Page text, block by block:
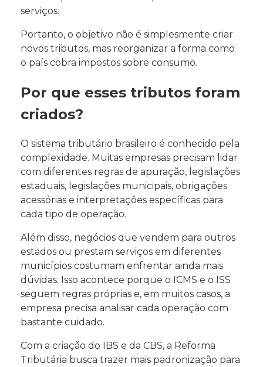
serviços.
Portanto, o objetivo não é simplesmente criar
novos tributos, mas reorganizar a forma como
o país cobra impostos sobre consumo.
Por que esses tributos foram
criados?
O sistema tributário brasileiro é conhecido pela
complexidade. Muitas empresas precisam lidar
com diferentes regras de apuração, legislações
estaduais, legislações municipais, obrigações
acessórias e interpretações específicas para
cada tipo de operação.
Além disso, negócios que vendem para outros
estados ou prestam serviços em diferentes
municípios costumam enfrentar ainda mais
dúvidas. Isso acontece porque o ICMS e o ISS
seguem regras próprias e, em muitos casos, a
empresa precisa analisar cada operação com
bastante cuidado.
Com a criação do IBS e da CBS, a Reforma
Tributária busca trazer mais padronização para